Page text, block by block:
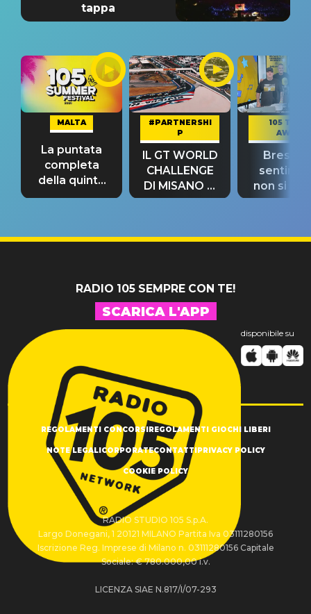
tappa
MALTA
La puntata
completa
della quinta
tappa
#PARTNERSHI
P
IL GT WORLD
CHALLENGE
DI MISANO si
riconferma
105 TAKE
AWAY
Bresh:
non si
fino alla
RADIO 105 SEMPRE CON TE!
SCARICA L'APP
disponibile su
REGOLAMENTI CONCORSIREGOLAMENTI GIOCHI LIBERI
NOTE LEGALICORPORATECONTATTIPRIVACY POLICY
COOKIE POLICY
RADIO STUDIO 105 S.p.A.
Largo Donegani, 1 20121 MILANO Partita Iva 03111280156
Iscrizione Reg. Imprese di Milano n. 03111280156 Capitale
Sociale: € 780.000,00 i.v.
LICENZA SIAE N.817/I/07-293